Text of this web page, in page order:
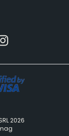
2026